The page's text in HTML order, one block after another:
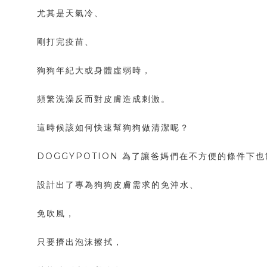
尤其是天氣冷、
剛打完疫苗、
狗狗年紀大或身體虛弱時，
頻繁洗澡反而對皮膚造成刺激。
這時候該如何快速幫狗狗做清潔呢？
DOGGYPOTION 為了讓爸媽們在不方便的條件下也
設計出了專為狗狗皮膚需求的免沖水、
免吹風，
只要擠出泡沫擦拭，